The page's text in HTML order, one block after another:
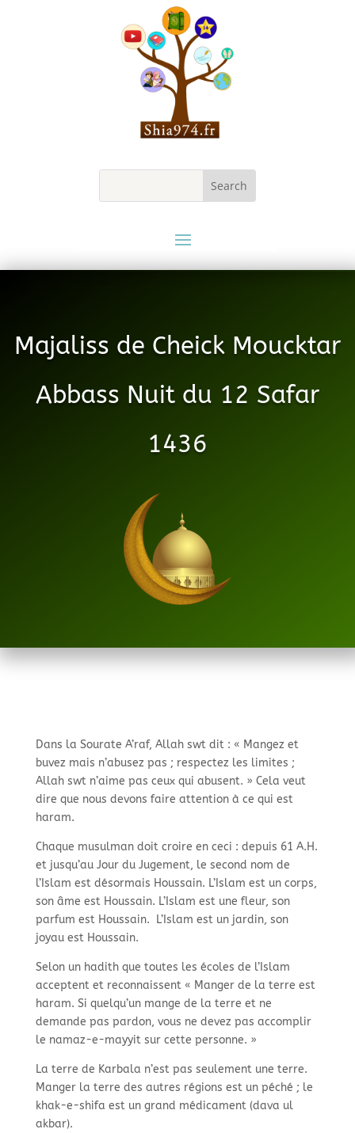
Majaliss de Cheick Moucktar
Abbass Nuit du 12 Safar
1436
Dans la Sourate A’raf, Allah swt dit : « Mangez et
buvez mais n’abusez pas ; respectez les limites ;
Allah swt n’aime pas ceux qui abusent. » Cela veut
dire que nous devons faire attention à ce qui est
haram.
Chaque musulman doit croire en ceci : depuis 61 A.H.
et jusqu’au Jour du Jugement, le second nom de
l’Islam est désormais Houssain. L’Islam est un corps,
son âme est Houssain. L’Islam est une fleur, son
parfum est Houssain. L’Islam est un jardin, son
joyau est Houssain.
Selon un hadith que toutes les écoles de l’Islam
acceptent et reconnaissent « Manger de la terre est
haram. Si quelqu’un mange de la terre et ne
demande pas pardon, vous ne devez pas accomplir
le namaz-e-mayyit sur cette personne. »
La terre de Karbala n’est pas seulement une terre.
Manger la terre des autres régions est un péché ; le
khak-e-shifa est un grand médicament (dava ul
akbar).